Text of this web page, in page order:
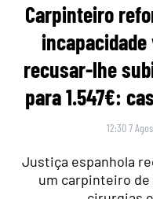
Carpinteiro
incapacidade
recusar-lhe
para 1.547€:
12:30 7
Justiça espanhola
um carpinteiro de